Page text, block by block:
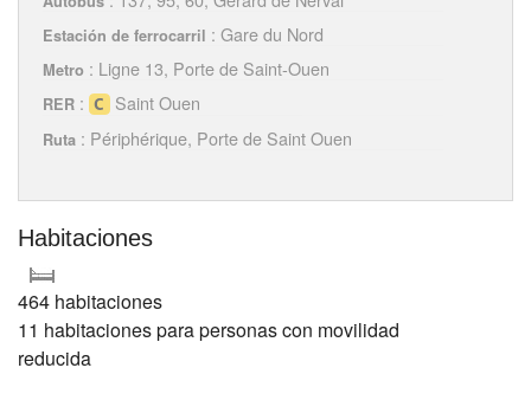
Estación de ferrocarril : Gare du Nord
Metro : Ligne 13, Porte de Saint-Ouen
RER : Saint Ouen
Ruta : Périphérique, Porte de Saint Ouen
Habitaciones
464 habitaciones
11 habitaciones para personas con movilidad
reducida